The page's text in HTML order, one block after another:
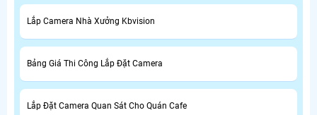
Lắp Camera Nhà Xưởng Kbvision
Bảng Giá Thi Công Lắp Đặt Camera
Lắp Đặt Camera Quan Sát Cho Quán Cafe